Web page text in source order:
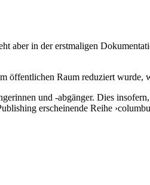
aber in der erstmaligen
öffentlichen Raum reduziert wurde,
und -abgänger. Dies
erscheinende Reihe